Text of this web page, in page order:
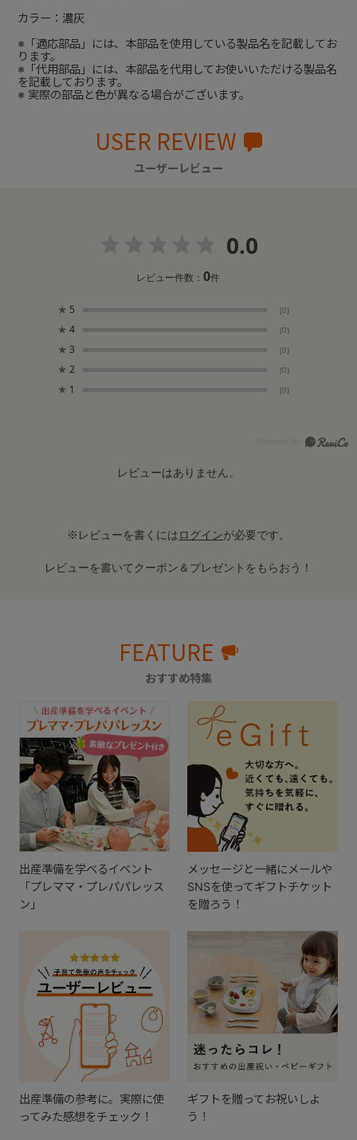
カラー：濃灰
※「適応部品」には、本部品を使用している製品名を記載してお
ります。
※「代用部品」には、本部品を代用してお使いいただける製品名
を記載しております。
※ 実際の部品と色が異なる場合がございます。
USER REVIEW
ユーザーレビュー
0.0
レビュー件数：0件
★ 5 (0)
★ 4 (0)
★ 3 (0)
★ 2 (0)
★ 1 (0)
レビューはありません。
※レビューを書くにはログインが必要です。
レビューを書いてクーポン＆プレゼントをもらおう！
FEATURE
おすすめ特集
出産準備を学べるイベント
「プレママ・プレパパレッス
ン」
メッセージと一緒にメールや
SNSを使ってギフトチケット
を贈ろう！
出産準備の参考に。実際に使
ってみた感想をチェック！
ギフトを贈ってお祝いしよ
う！